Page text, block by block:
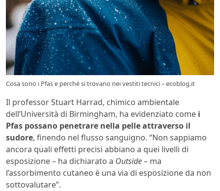
Cosa sono i Pfas e perché si trovano nei vestiti tecnici – ecoblog.it
Il professor Stuart Harrad, chimico ambientale
dell’Università di Birmingham, ha evidenziato come i
Pfas possano penetrare nella pelle attraverso il
sudore, finendo nel flusso sanguigno. “Non sappiamo
ancora quali effetti precisi abbiano a quei livelli di
esposizione – ha dichiarato a Outside– ma
l’assorbimento cutaneo è una via di esposizione da non
sottovalutare”.